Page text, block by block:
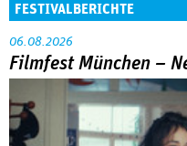
FESTIVALBERICHTE
06.08.2026
Filmfest München –